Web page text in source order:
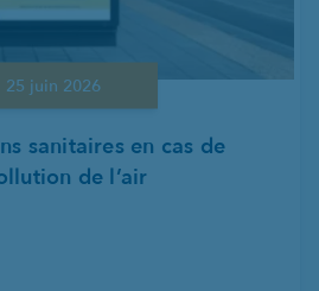
25 juin 2026
sanitaires en cas de
de l’air